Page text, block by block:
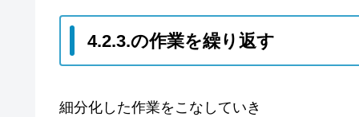
4.2.3.の作業を繰り返す
細分化した作業をこなしていき